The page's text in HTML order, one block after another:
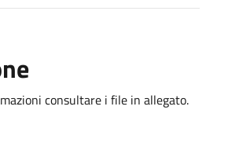
consultare i file in allegato.